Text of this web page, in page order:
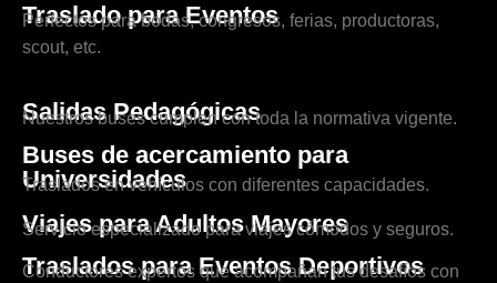
Traslado para Eventos
Perfectos para bodas, congresos, ferias, productoras,
scout, etc.
Salidas Pedagógicas
Nuestros buses cumplen con toda la normativa vigente.
Buses de acercamiento para
Universidades
Traslados en vehículos con diferentes capacidades.
Viajes para Adultos Mayores
Servicio especializado para viajes cómodos y seguros.
Traslados para Eventos Deportivos
Conductores expertos que acompañan tus desafíos con